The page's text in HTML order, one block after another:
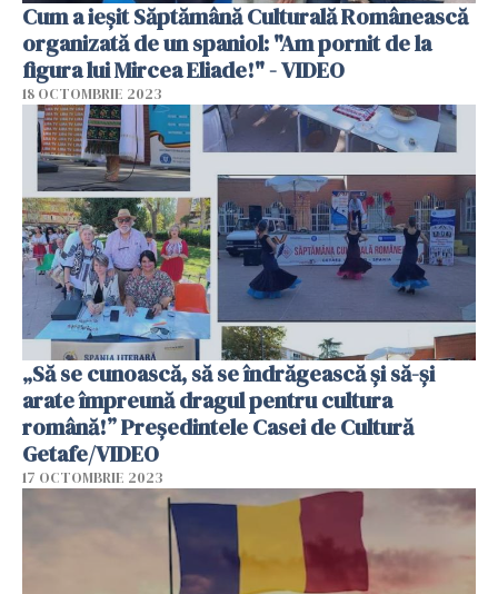
Cum a ieșit Săptămână Culturală Românească
organizată de un spaniol: "Am pornit de la
figura lui Mircea Eliade!" - VIDEO
18 OCTOMBRIE 2023
„Să se cunoască, să se îndrăgească și să-și
arate împreună dragul pentru cultura
română!” Președintele Casei de Cultură
Getafe/VIDEO
17 OCTOMBRIE 2023